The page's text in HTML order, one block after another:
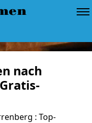
nach
: Top-